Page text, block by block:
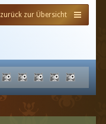
zurück zur Übersicht